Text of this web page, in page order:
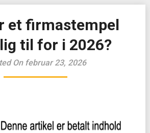
et firmastempel
til for i 2026?
On februar 23, 2026